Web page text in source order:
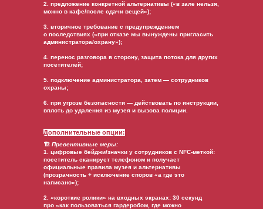
🏗️ Превентивные меры:
1. цифровые бейджи/значки у сотрудников с NFC-меткой:
посетитель сканирует телефоном и получает
официальные правила музея и альтернативы
(прозрачность + исключение споров «а где это
написано»);
2. «короткие ролики» на входных экранах: 30 секунд
про «как пользоваться гардеробом, где можно
2. предложение конкретной альтернативы («в зале нельзя,
можно в кафе/после сдачи вещей»);
3. вторичное требование с предупреждением
о последствиях («при отказе мы вынуждены пригласить
администратора/охрану»);
4. перенос разговора в сторону, защита потока для других
посетителей;
5. подключение администратора, затем — сотрудников
охраны;
6. при угрозе безопасности — действовать по инструкции,
вплоть до удаления из музея и вызова полиции.
Дополнительные опции: